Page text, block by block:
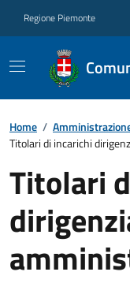
Regione Piemonte
Home /
Titolari di incarichi
Titolari